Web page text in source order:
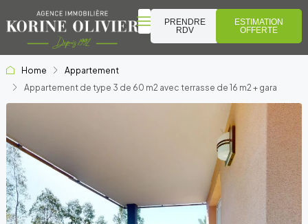
PRENDRE
RDV
ESTIMATION
OFFERTE
Home
Appartement
Appartement de type 3 de 60 m2 avec terrasse de 16 m2 + gara